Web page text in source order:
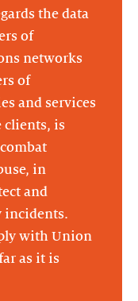
the data
of
networks
of
and services
clients, is
in
and
incidents.
with Union
as it is